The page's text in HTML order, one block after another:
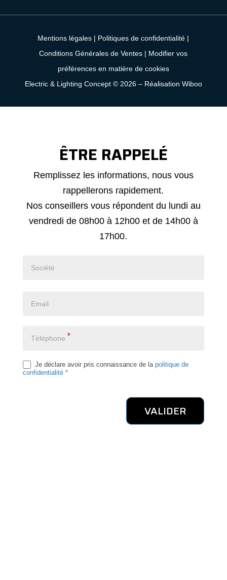
Mentions légales | Politiques de confidentialité |
Conditions Générales de Ventes | Modifier vos
préférences en matière de cookies
Electric & Lighting Concept © 2026 – Réalisation Wiboo
ÊTRE RAPPELÉ
Demande
rappel
Remplissez les informations, nous vous
rappellerons rapidement.
Nos conseillers vous répondent du lundi au
vendredi de 08h00 à 12h00 et de 14h00 à
17h00.
*
Je déclare avoir pris connaissance de la politique de
confidentialité *
VALIDER